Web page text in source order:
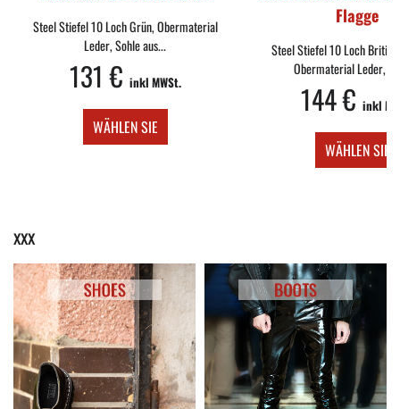
Steel Stiefel 10 Loch Britische Flagge,
Obermaterial Leder, Sohle...
144 €inkl MWSt.
WÄHLEN SIE
Steel Schuhe 3 Loch
Leder, Sohle
102 €inkl
WÄHLEN
xxx